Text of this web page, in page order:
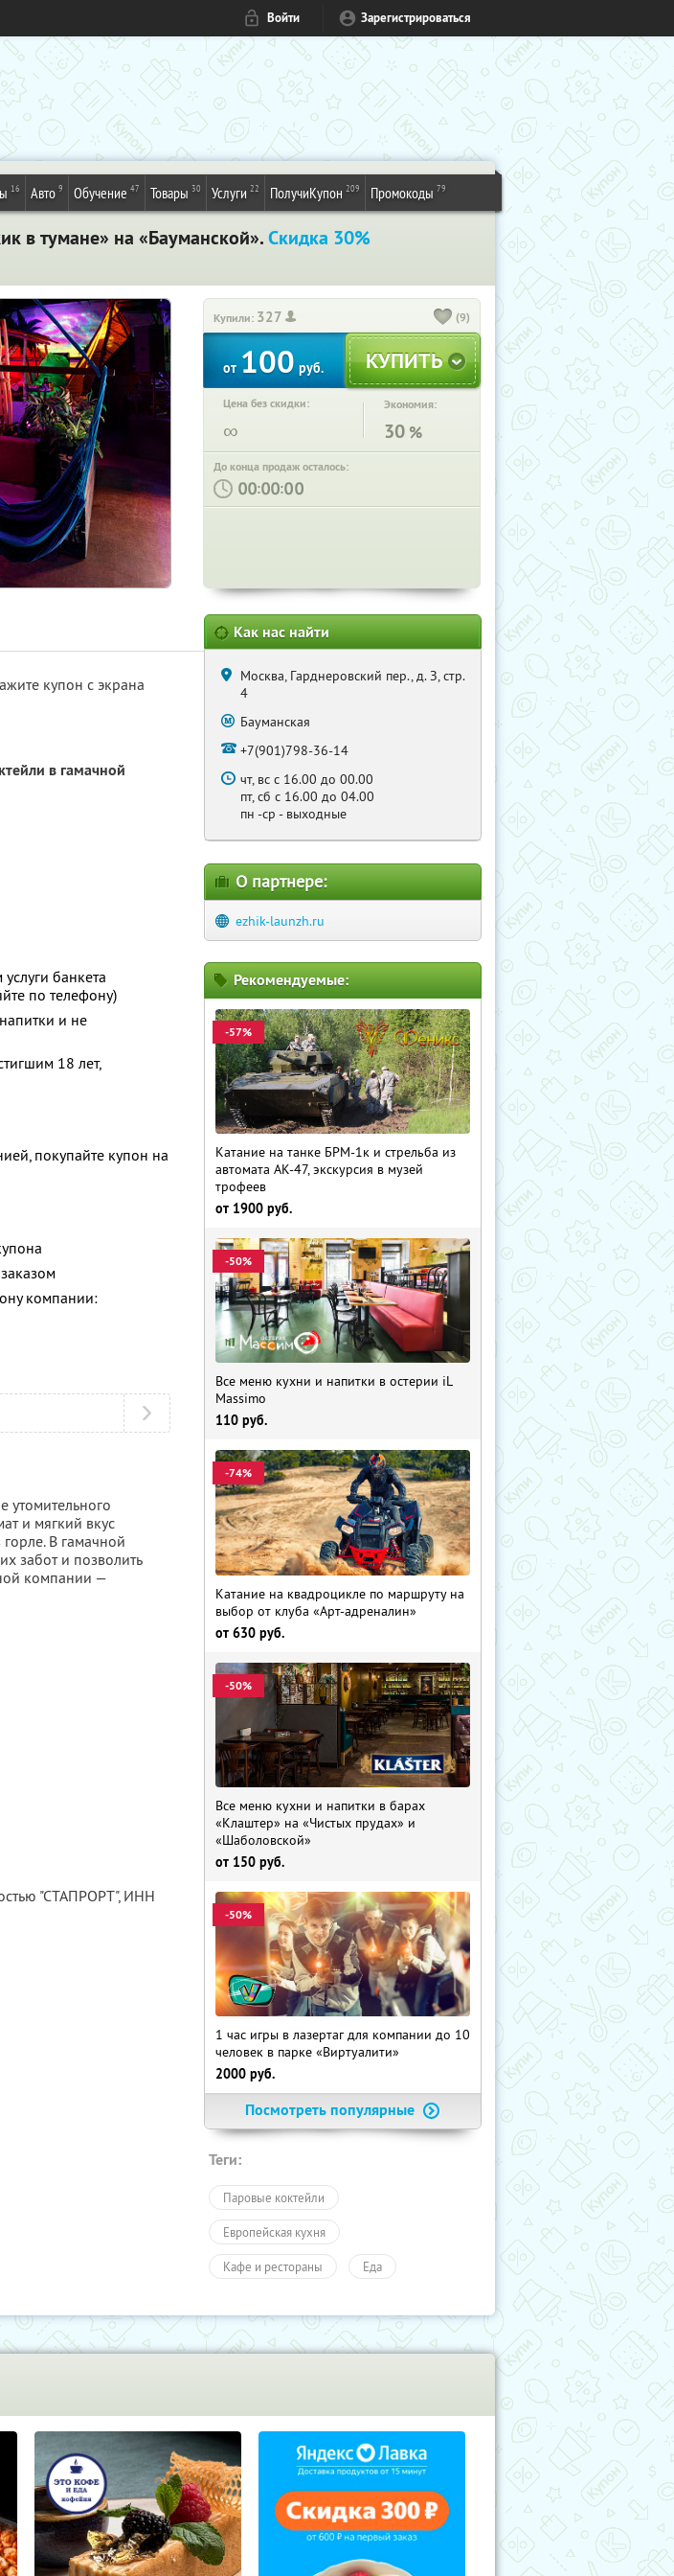
Войти Зарегистрироваться
16 Авто 9 Обучение 47 Товары 30 Услуги 22 ПолучиКупон 209 Промокоды 79
в тумане» на «Бауманской».Скидка 30%
Купили: 327 (9)
от100руб.
Цена без скидки:
∞
Экономия:
30 %
До конца продаж осталось:
: :
купон с экрана
в гамачной
банкета
по телефону)
и не
18 лет,
покупайте купон на
компании:
утомительного
и мягкий вкус
В гамачной
забот и позволить
компании —
"СТАПРОРТ", ИНН
Как нас найти
Москва, Гaрднeрoвский пер., д. З, cтp.
4
Бауманская
+7(901)798-36-14
чт, вс с 16.00 до 00.00
пт, сб с 16.00 до 04.00
пн -ср - выходные
О партнере:
ezhik-launzh.ru
Рекомендуемые:
-57%
Катание на танке БРМ-1к и стрельба из
автомата АК-47, экскурсия в музей
трофеев
от 1900 руб.
-50%
Все меню кухни и напитки в остерии iL
Massimo
110 руб.
-74%
Катание на квадроцикле по маршруту на
выбор от клуба «Арт-адреналин»
от 630 руб.
-50%
Все меню кухни и напитки в барах
«Клаштер» на «Чистых прудах» и
«Шаболовской»
от 150 руб.
-50%
1 час игры в лазертаг для компании до 10
человек в парке «Виртуалити»
2000 руб.
Посмотреть популярные
Теги:
Паровые коктейли
Европейская кухня
Кафе и рестораны Еда